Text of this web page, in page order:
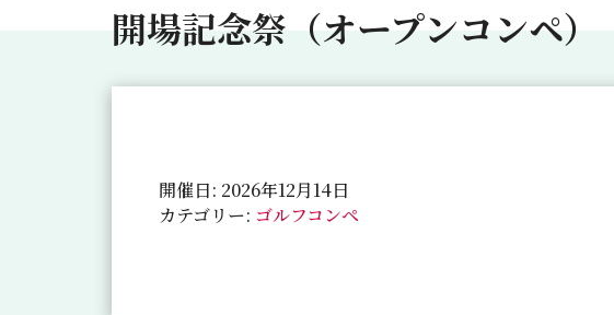
開場記念祭（オープンコンペ）
開催日: 2026年12月14日
カテゴリー: ゴルフコンペ